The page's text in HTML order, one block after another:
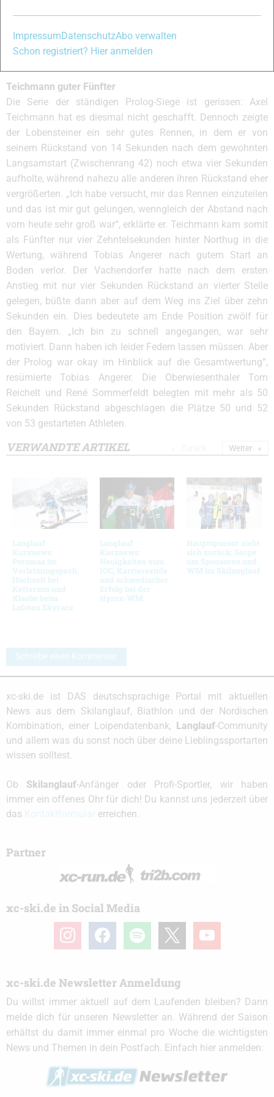
worden, der sich jedoch mit Position 18 begnügen musste.
Als Dritter schaffte der Russe Maxim Vylegzhanin den
Sprung auf das Podium, das Petter Northug mit zehn
Teichmann guter Fünfter
Die Serie der ständigen Prolog-Siege ist gerissen: Axel
Teichmann hat es diesmal nicht geschafft. Dennoch zeigte
der Lobensteiner ein sehr gutes Rennen, in dem er von
seinem Rückstand von 14 Sekunden nach dem gewohnten
Langsamstart (Zwischenrang 42) noch etwa vier Sekunden
aufholte, während nahezu alle anderen ihren Rückstand eher
vergrößerten. „Ich habe versucht, mir das Rennen einzuteilen
und das ist mir gut gelungen, wenngleich der Abstand nach
vorn heute sehr groß war“, erklärte er. Teichmann kam somit
als Fünfter nur vier Zehntelsekunden hinter Northug in die
Wertung, während Tobias Angerer nach gutem Start an
Boden verlor. Der Vachendorfer hatte nach dem ersten
Anstieg mit nur vier Sekunden Rückstand an vierter Stelle
gelegen, büßte dann aber auf dem Weg ins Ziel über zehn
Sekunden ein. Dies bedeutete am Ende Position zwölf für
den Bayern. „Ich bin zu schnell angegangen, war sehr
motiviert. Dann haben ich leider Federn lassen müssen. Aber
der Prolog war okay im Hinblick auf die Gesamtwertung“,
resümierte Tobias Angerer. Die Oberwiesenthaler Tom
Reichelt und René Sommerfeldt belegten mit mehr als 50
Sekunden Rückstand abgeschlagen die Plätze 50 und 52
von 53 gestarteten Athleten.
VERWANDTE ARTIKEL
Langlauf
Kurznews:
Poromaa im
Verletzungspech,
Hochzeit bei
Ketterson und
Klaebo beim
Lofoten Skyrace
Langlauf
Kurznews:
Neuigkeiten vom
IOC, Karriereende
und schwedischer
Erfolg bei der
Hyrox-WM
Hauptsponsor zieht
sich zurück: Sorge
um Sponsoren und
WM im Skilanglauf
Weiter
Schreibe einen Kommentar
xc-ski.de ist DAS deutschsprachige Portal mit aktuellen
News aus dem Skilanglauf, Biathlon und der Nordischen
Kombination, einer Loipendatenbank, Langlauf-Community
und allem was du sonst noch über deine Lieblingssportarten
wissen solltest.
Ob Skilanglauf-Anfänger oder Profi-Sportler, wir haben
immer ein offenes Ohr für dich! Du kannst uns jederzeit über
das
erreichen.
Partner
xc-ski.de in Social Media
instagramfacebook spotify youtube
xc-ski.de Newsletter Anmeldung
Du willst immer aktuell auf dem Laufenden bleiben? Dann
melde dich für unseren Newsletter an. Während der Saison
erhältst du damit immer einmal pro Woche die wichtigsten
News und Themen in dein Postfach. Einfach hier anmelden:
Impressum DatenschutzAbo verwalten
Schon registriert? Hier anmelden